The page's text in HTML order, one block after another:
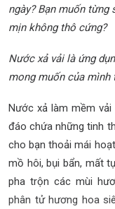
ngày? Bạn muốn
mịn không thô cứng?
Nước xả vải là ứng
mong muốn của mình
Nước xả làm mềm
đáo chứa những tinh
cho bạn thoải mái
mồ hôi, bụi bẩn, mất
pha trộn các mùi
phân tử hương hoa